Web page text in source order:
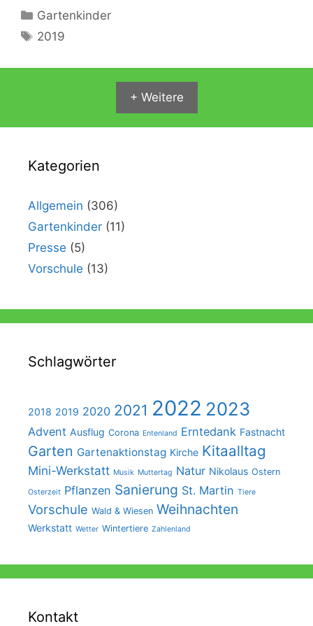
Kategorien
Gartenkinder
Schlagwörter
2019
+ Weitere
Kategorien
Allgemein (306)
Gartenkinder (11)
Presse (5)
Vorschule (13)
Schlagwörter
2018 2019 2020 2021 2022 2023
Advent Ausflug Corona Entenland Erntedank Fastnacht
Garten Gartenaktionstag Kirche Kitaalltag
Mini-Werkstatt Musik Muttertag Natur Nikolaus Ostern
Osterzeit Pflanzen Sanierung St. Martin Tiere
Vorschule Wald & Wiesen Weihnachten
Werkstatt Wetter Wintertiere Zahlenland
Kontakt